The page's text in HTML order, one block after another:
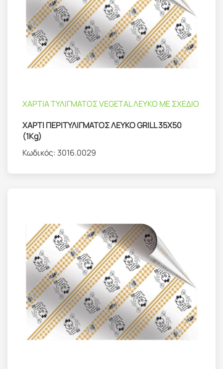
ΧΑΡΤΙΑ ΤΥΛΙΓΜΑΤΟΣ VEGETAL ΛΕΥΚΟ ΜΕ ΣΧΕΔΙΟ
ΧΑΡΤΙ ΠΕΡΙΤΥΛΙΓΜΑΤΟΣ ΛΕΥΚΟ GRILL 35Χ50
(1Kg)
Κωδικός: 3016.0029